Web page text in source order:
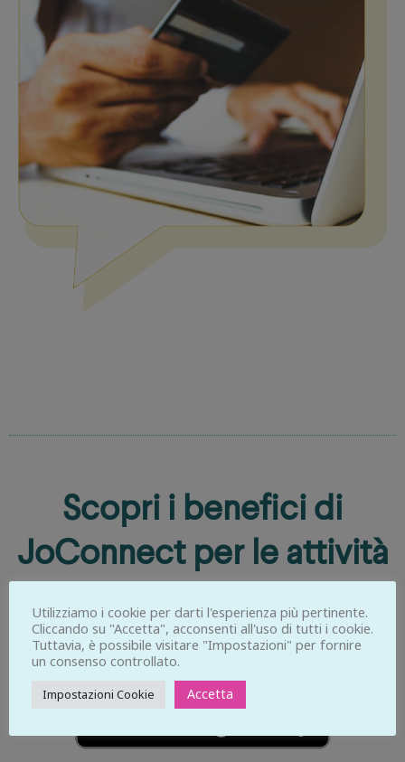
Scopri i benefici di
JoConnect per le attività
temporanee
Utilizziamo i cookie per darti l'esperienza più pertinente.
Cliccando su "Accetta", acconsenti all'uso di tutti i cookie.
Tuttavia, è possibile visitare "Impostazioni" per fornire
un consenso controllato.
Impostazioni Cookie Accetta